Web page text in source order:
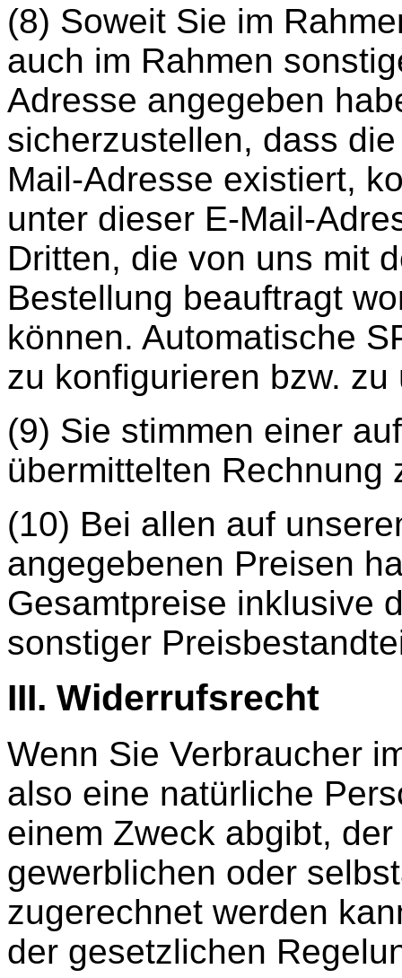
(8) Soweit Sie im
auch im Rahmen
Adresse angegeben
sicherzustellen, dass
Mail-Adresse existiert,
unter dieser E-Mail-
Dritten, die von uns mit
Bestellung beauftragt
können. Automatische
zu konfigurieren bzw. zu
(9) Sie stimmen einer
übermittelten Rechnung
(10) Bei allen auf
angegebenen Preisen
Gesamtpreise inklusive
sonstiger
III. Widerrufsrecht
Wenn Sie Verbraucher
also eine natürliche
einem Zweck abgibt,
gewerblichen oder
zugerechnet werden
der gesetzlichen